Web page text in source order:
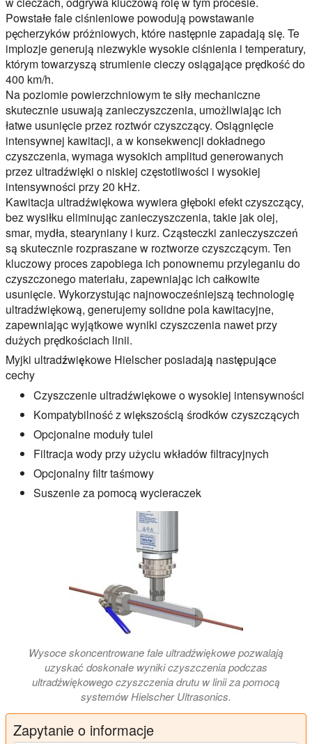
Powstałe fale ciśnieniowe powodują powstawanie
pęcherzyków próżniowych, które następnie zapadają się. Te
implozje generują niezwykle wysokie ciśnienia i temperatury,
którym towarzyszą strumienie cieczy osiągające prędkość do
400 km/h.
Na poziomie powierzchniowym te siły mechaniczne
skutecznie usuwają zanieczyszczenia, umożliwiając ich
łatwe usunięcie przez roztwór czyszczący. Osiągnięcie
intensywnej kawitacji, a w konsekwencji dokładnego
czyszczenia, wymaga wysokich amplitud generowanych
przez ultradźwięki o niskiej częstotliwości i wysokiej
intensywności przy 20 kHz.
Kawitacja ultradźwiękowa wywiera głęboki efekt czyszczący,
bez wysiłku eliminując zanieczyszczenia, takie jak olej,
smar, mydła, stearyniany i kurz. Cząsteczki zanieczyszczeń
są skutecznie rozpraszane w roztworze czyszczącym. Ten
kluczowy proces zapobiega ich ponownemu przyleganiu do
czyszczonego materiału, zapewniając ich całkowite
usunięcie. Wykorzystując najnowocześniejszą technologię
ultradźwiękową, generujemy solidne pola kawitacyjne,
zapewniając wyjątkowe wyniki czyszczenia nawet przy
dużych prędkościach linii.
Myjki ultradźwiękowe Hielscher posiadają następujące
cechy
Czyszczenie ultradźwiękowe o wysokiej intensywności
Kompatybilność z większością środków czyszczących
Opcjonalne moduły tulei
Filtracja wody przy użyciu wkładów filtracyjnych
Opcjonalny filtr taśmowy
Suszenie za pomocą wycieraczek
Wysoce skoncentrowane fale ultradźwiękowe pozwalają
uzyskać doskonałe wyniki czyszczenia podczas
ultradźwiękowego czyszczenia drutu w linii za pomocą
systemów Hielscher Ultrasonics.
Zapytanie o informacje